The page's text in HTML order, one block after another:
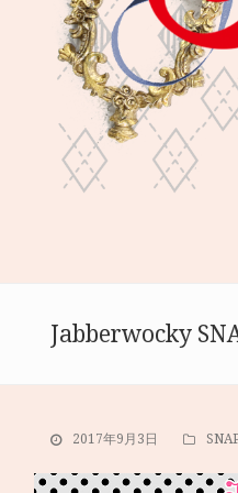
Jabberwocky
2017年9月3日